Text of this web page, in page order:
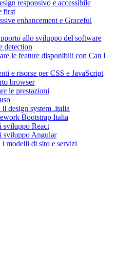
responsivo e accessibile
first
enhancement e Graceful
allo sviluppo del software
detection
le feature disponibili con Can I
e risorse per CSS e JavaScript
browser
le prestazioni
design system .italia
Bootstrap Italia
sviluppo React
sviluppo Angular
modelli di sito e servizi